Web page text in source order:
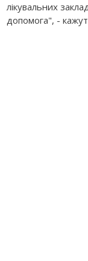
лікувальних
допомога", -